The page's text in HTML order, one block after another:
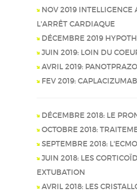
NOV 2019 INTELLIGENCE
L'ARRÊT CARDIAQUE
DÉCEMBRE 2019
JUIN 2019: LOIN DU
AVRIL 2019:
FEV 2019:
DÉCEMBRE 2018: LE
OCTOBRE 2018:
SEPTEMBRE 2018:
JUIN 2018: LES
EXTUBATION
AVRIL 2018: LES